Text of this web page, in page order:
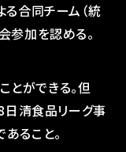
合同チーム（統
参加を認める。
とができる。但
日清食品リーグ事
ること。